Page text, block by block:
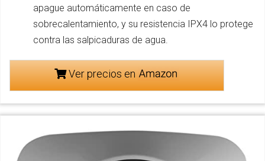
apague automáticamente en caso de
sobrecalentamiento, y su resistencia IPX4 lo protege
contra las salpicaduras de agua.
Ver precios en